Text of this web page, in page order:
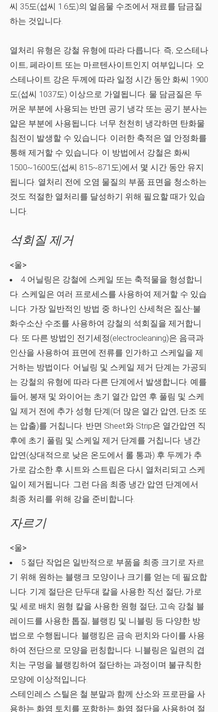
씨 35도(섭씨 1.6도)의 얼음물 수조에서 재료를 담금질
하는 것입니다.
열처리 유형은 강철 유형에 따라 다릅니다. 즉, 오스테나
이트, 페라이트 또는 마르텐사이트인지 여부입니다. 오
스테나이트 강은 두께에 따라 일정 시간 동안 화씨 1900
도(섭씨 1037도) 이상으로 가열됩니다. 물 담금질은 두
꺼운 부분에 사용되는 반면 공기 냉각 또는 공기 분사는
얇은 부분에 사용됩니다. 너무 천천히 냉각하면 탄화물
침전이 발생할 수 있습니다. 이러한 축적은 열 안정화를
통해 제거할 수 있습니다. 이 방법에서 강철은 화씨
1500~1600도(섭씨 815~871도)에서 몇 시간 동안 유지
됩니다. 열처리 전에 오염 물질의 부품 표면을 청소하는
것도 적절한 열처리를 달성하기 위해 필요할 때가 있습
니다.
석회질 제거
<울>
4 어닐링은 강철에 스케일 또는 축적물을 형성합니
다. 스케일은 여러 프로세스를 사용하여 제거할 수 있습
니다. 가장 일반적인 방법 중 하나인 산세척은 질산-불
화수소산 수조를 사용하여 강철의 석회질을 제거합니
다. 또 다른 방법인 전기세정(electrocleaning)은 음극과
인산을 사용하여 표면에 전류를 인가하고 스케일을 제
거하는 방법이다. 어닐링 및 스케일 제거 단계는 가공되
는 강철의 유형에 따라 다른 단계에서 발생합니다. 예를
들어, 봉재 및 와이어는 초기 열간 압연 후 풀림 및 스케
일 제거 전에 추가 성형 단계(더 많은 열간 압연, 단조 또
는 압출)를 거칩니다. 반면 Sheet와 Strip은 열간압연 직
후에 초기 풀림 및 스케일 제거 단계를 거칩니다. 냉간
압연(상대적으로 낮은 온도에서 롤 통과) 후 두께가 추
가로 감소한 후 시트와 스트립은 다시 열처리되고 스케
일이 제거됩니다. 그런 다음 최종 냉간 압연 단계에서
최종 처리를 위해 강을 준비합니다.
자르기
<울>
5 절단 작업은 일반적으로 부품을 최종 크기로 자르
기 위해 원하는 블랭크 모양이나 크기를 얻는 데 필요합
니다. 기계 절단은 단두대 칼을 사용한 직선 절단, 가로
및 세로 배치 원형 칼을 사용한 원형 절단, 고속 강철 블
레이드를 사용한 톱질, 블랭킹 및 니블링 등 다양한 방
법으로 수행됩니다. 블랭킹은 금속 펀치와 다이를 사용
하여 전단으로 모양을 펀칭합니다. 니블링은 일련의 겹
치는 구멍을 블랭킹하여 절단하는 과정이며 불규칙한
모양에 이상적입니다.
스테인레스 스틸은 철 분말과 함께 산소와 프로판을 사
용하는 화염 토치를 포함하는 화염 절단을 사용하여 절